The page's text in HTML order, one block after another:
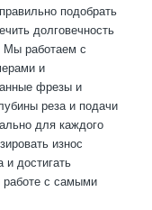
подобрать
долговечность
Мы работаем с
и
фрезы и
реза и подачи
для каждого
износ
и достигать
работе с самыми